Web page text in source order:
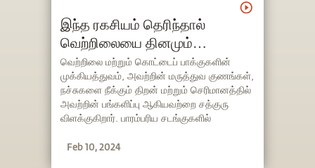
இந்த ரகசியம் தெரிந்தால்
வெற்றிலையை தினமும்
சாப்பிடுவீங்க!
வெற்றிலை மற்றும் கொட்டைப் பாக்குகளின்
முக்கியத்துவம், அவற்றின் மருத்துவ குணங்கள்,
நச்சுகளை நீக்கும் திறன் மற்றும் செரிமானத்தில்
அவற்றின் பங்களிப்பு ஆகியவற்றை சத்குரு
விளக்குகிறார். பாரம்பரிய சடங்குகளில்
அவை எவ்வாறு ஒருவரின் உணர்திறனை
Feb 10, 2024